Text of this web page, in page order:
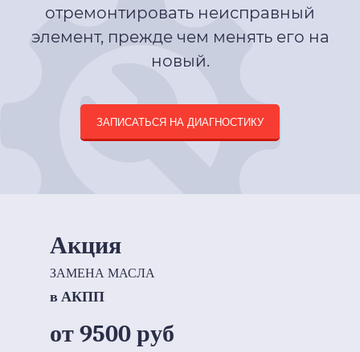
отремонтировать неисправный
элемент, прежде чем менять его на
новый.
ЗАПИСАТЬСЯ НА ДИАГНОСТИКУ
Акция
ЗАМЕНА МАСЛА
в АКПП
от 9500 руб